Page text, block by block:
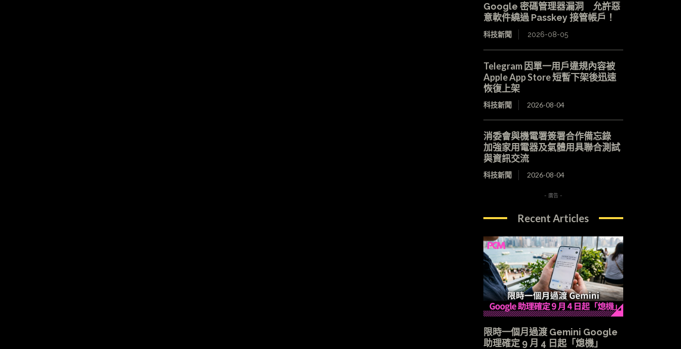
Google 密碼管理器漏洞 允許惡
意軟件繞過 Passkey 接管帳戶！
科技新聞 2026-08-05
Telegram 因單一用戶違規內容被
Apple App Store 短暫下架後迅速
恢復上架
科技新聞 2026-08-04
消委會與機電署簽署合作備忘錄
加強家用電器及氣體用具聯合測試
與資訊交流
科技新聞 2026-08-04
- 廣告 -
Recent Articles
限時一個月過渡 Gemini Google
助理確定 9 月 4 日起「熄機」